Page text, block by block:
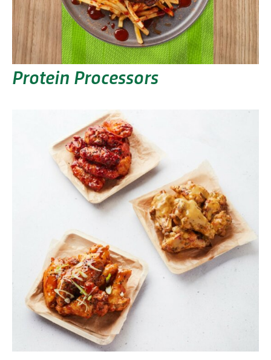
Protein Processors